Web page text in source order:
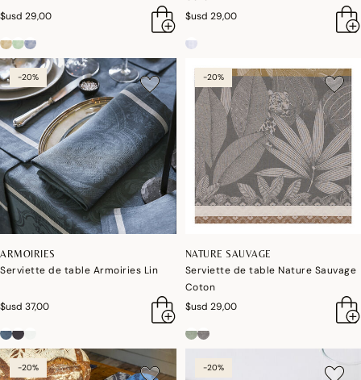
$usd 29,00
$usd 29,00
-20%
ARMOIRIES
Serviette de table Armoiries Lin
$usd 37,00
-20%
NATURE SAUVAGE
Serviette de table Nature Sauvage
Coton
$usd 29,00
-20% -20%